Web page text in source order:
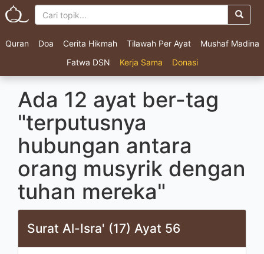
Quran Doa Cerita Hikmah Tilawah Per Ayat
Mushaf Madina
Fatwa DSN
Kerja Sama Donasi
Ada 12 ayat ber-tag
"terputusnya
hubungan antara
orang musyrik dengan
tuhan mereka"
Surat Al-Isra' (17) Ayat 56